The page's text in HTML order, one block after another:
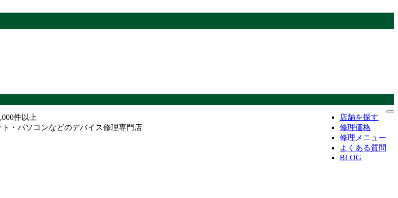
件以上
・パソコンなどのデバイス修理専門店
店舗を探す
修理価格
修理メニュー
よくある質問
BLOG